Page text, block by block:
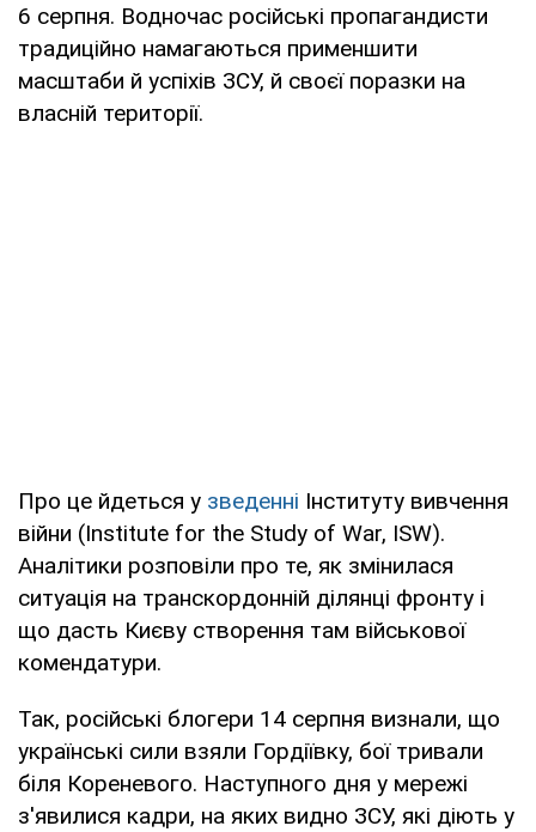
6 серпня. Водночас російські пропагандисти
традиційно намагаються применшити
масштаби й успіхів ЗСУ, й своєї поразки на
власній території.
Про це йдеться у зведенні Інституту вивчення
війни (Institute for the Study of War, ISW).
Аналітики розповіли про те, як змінилася
ситуація на транскордонній ділянці фронту і
що дасть Києву створення там військової
комендатури.
Так, російські блогери 14 серпня визнали, що
українські сили взяли Гордіївку, бої тривали
біля Кореневого. Наступного дня у мережі
з'явилися кадри, на яких видно ЗСУ, які діють у